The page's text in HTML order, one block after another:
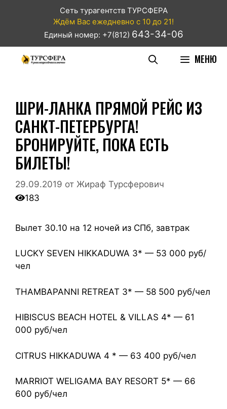
Сеть турагентств ТУРСФЕРА
Ждём Вас ежедневно с 10 до 21!
Единый номер: +7(812) 643-34-06
МЕНЮ
ШРИ-ЛАНКА ПРЯМОЙ РЕЙС ИЗ
САНКТ-ПЕТЕРБУРГА!
БРОНИРУЙТЕ, ПОКА ЕСТЬ
БИЛЕТЫ!
29.09.2019 от Жираф Турсферович
183
Вылет 30.10 на 12 ночей из СПб, завтрак
LUCKY SEVEN HIKKADUWA 3* — 53 000 руб/
чел
THAMBAPANNI RETREAT 3* — 58 500 руб/чел
HIBISCUS BEACH HOTEL & VILLAS 4* — 61
000 руб/чел
CITRUS HIKKADUWA 4 * — 63 400 руб/чел
MARRIOT WELIGAMA BAY RESORT 5* — 66
600 руб/чел